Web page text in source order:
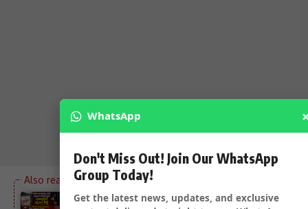
ನಕಲಿ ಅಂಕಪಟ್ಟಿ ನೀಡಿ ಸರ್ಕಾರಿ ನೌಕರಿ ಪಡೆದ ನಾಲ್ವರಿಗೆ ಜೈಲು
WhatsApp
Don't Miss Out! Join Our WhatsApp
Group Today!
Get the latest news, updates, and exclusive